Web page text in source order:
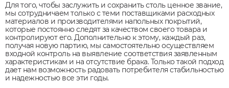
Для того, чтобы заслужить и сохранить столь ценное звание,
мы сотрудничаем только с теми поставщиками расходных
материалов и производителями напольных покрытий,
которые постоянно следят за качеством своего товара и
контролируют его. Дополнительно к этому, каждый раз,
получая новую партию, мы самостоятельно осуществляем
входной контроль на выявление соответствия заявленным
характеристикам и на отсутствие брака. Только такой подход
дает нам возможность радовать потребителя стабильностью
и надежностью все эти годы.